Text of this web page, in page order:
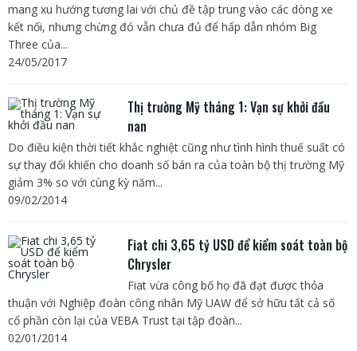
mang xu hướng tương lai với chủ đề tập trung vào các dòng xe
kết nối, nhưng chừng đó vẫn chưa đủ để hấp dẫn nhóm Big
Three của...
24/05/2017
Thị trường Mỹ tháng 1: Vạn sự khởi đầu
nan
Do điều kiện thời tiết khắc nghiệt cũng như tình hình thuế suất có
sự thay đổi khiến cho doanh số bán ra của toàn bộ thị trường Mỹ
giảm 3% so với cùng kỳ năm...
09/02/2014
Fiat chi 3,65 tỷ USD để kiểm soát toàn bộ
Chrysler
Fiat vừa công bố họ đã đạt được thỏa
thuận với Nghiệp đoàn công nhân Mỹ UAW để sở hữu tất cả số
cổ phần còn lại của VEBA Trust tại tập đoàn...
02/01/2014